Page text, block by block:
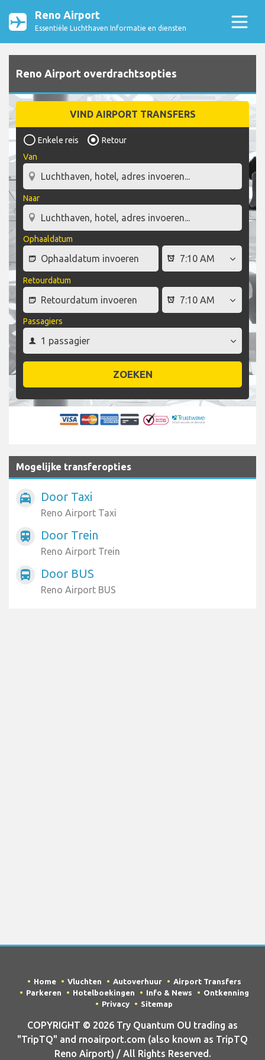
Reno Airport
Essentiële Luchthaven Informatie en diensten
Reno Airport overdrachtsopties
VIND AIRPORT TRANSFERS
Enkele reis
Retour
Van
Naar
Ophaaldatum
Retourdatum
Passagiers
ZOEKEN
Mogelijke transferopties
local_taxi Door Taxi
Reno Airport Taxi
train Door Trein
Reno Airport Trein
directions_bus Door BUS
Reno Airport BUS
Home Vluchten Autoverhuur
Airport Transfers
Parkeren
Hotelboekingen Info & News
Ontkenning
Privacy
Sitemap
COPYRIGHT © 2026 Try Quantum OU trading as
"TripTQ" and rnoairport.com (also known as TripTQ
Reno Airport) / All Rights Reserved.